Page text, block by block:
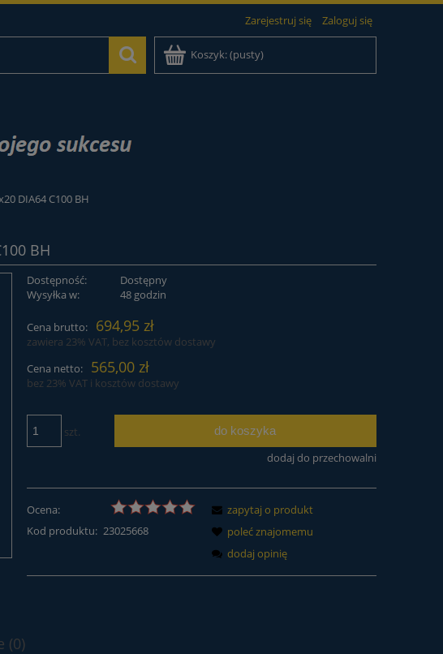
Zarejestruj się Zaloguj się
Koszyk:(pusty)
DIA64 C100 BH
BH
Dostępność:
Dostępny
Wysyłka w:
48 godzin
Cena brutto: 694,95 zł
zawiera 23% VAT, bez kosztów dostawy
Cena netto:
565,00 zł
bez 23% VAT i kosztów dostawy
szt. do koszyka
dodaj do przechowalni
Ocena:
Kod produktu: 23025668
zapytaj o produkt
poleć znajomemu
dodaj opinię
(0)